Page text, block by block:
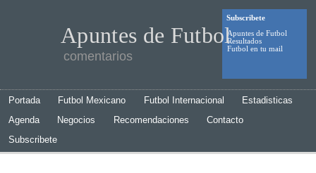
Subscribete
Apuntes de Futbol
Resultados
Futbol en tu mail
Apuntes de Futbol
comentarios
Portada Futbol Mexicano Futbol Internacional
Estadisticas
Agenda
Negocios Recomendaciones
Contacto
Subscribete